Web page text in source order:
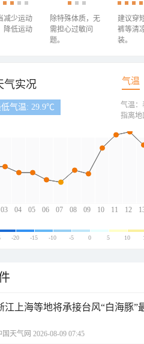
减少运动
降低运动
除特殊体质，无
需担心过敏问
题。
建议穿
裤等清
装。
气实况 气温
气温: 29.9℃
03 04 05 06 07 08 09 10 11 12
气温：
指离地
-20 -15 -10 -5 0 5 10
江上海等地将承接台风“白海豚”
国天气网 2026-08-09 07:45